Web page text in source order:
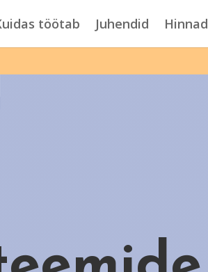
töötab Juhendid Hinnad